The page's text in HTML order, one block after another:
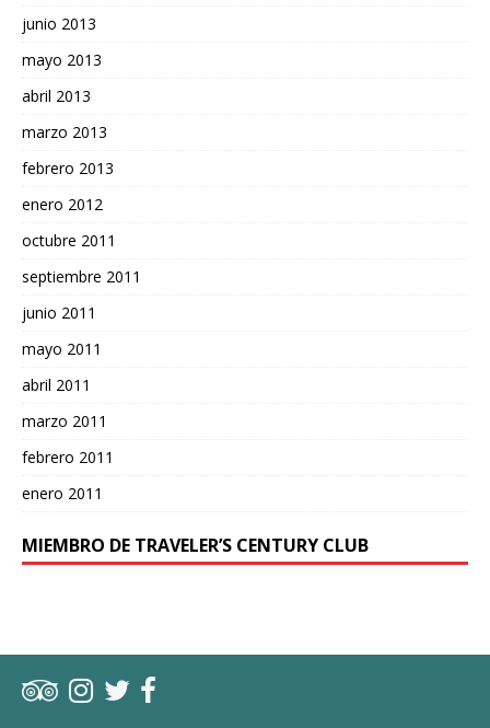
junio 2013
mayo 2013
abril 2013
marzo 2013
febrero 2013
enero 2012
octubre 2011
septiembre 2011
junio 2011
mayo 2011
abril 2011
marzo 2011
febrero 2011
enero 2011
MIEMBRO DE TRAVELER’S CENTURY CLUB